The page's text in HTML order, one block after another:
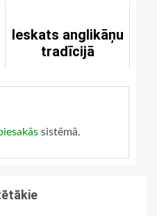
Ieskats anglikāņu
tradīcijā
sistēmā.